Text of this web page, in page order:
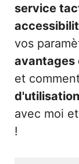
service
vos
avantages
et
d'utilisation
avec moi
!